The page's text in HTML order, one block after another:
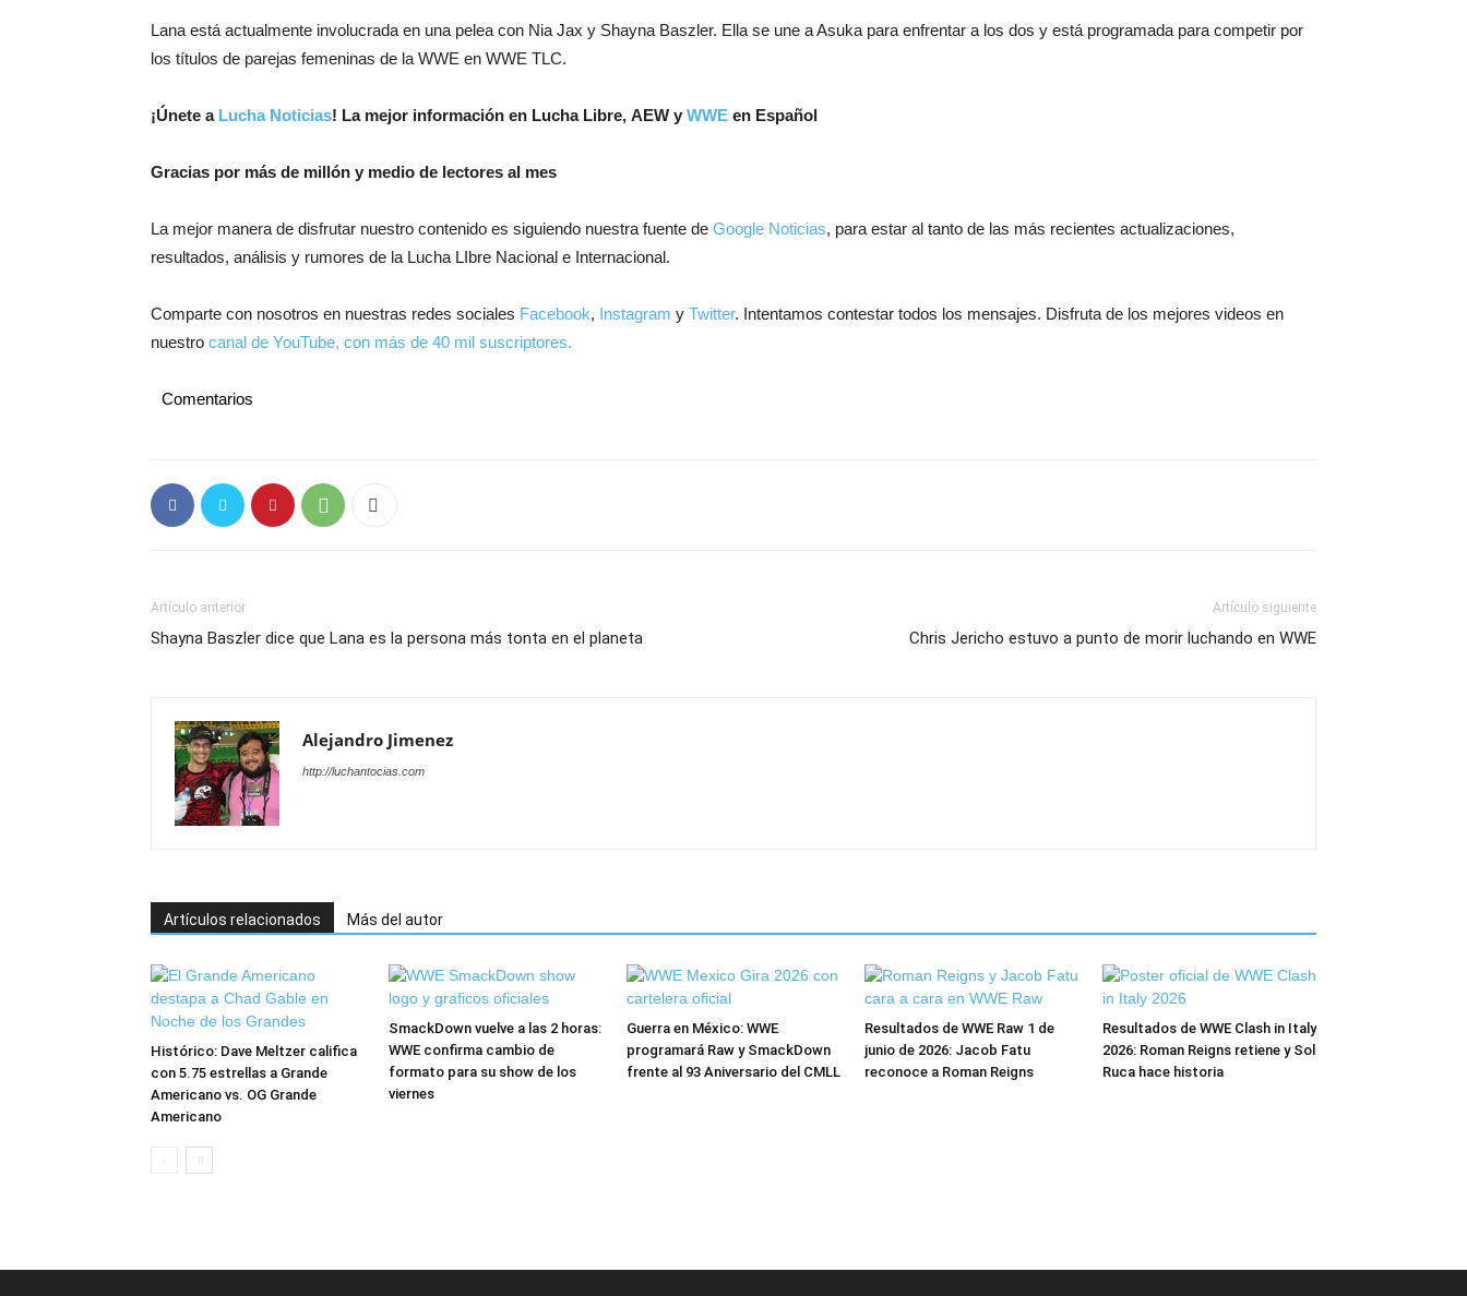
Lana está actualmente involucrada en una pelea con Nia Jax y Shayna Baszler. Ella se une a Asuka para enfrentar a los dos y está programada para competir por
los títulos de parejas femeninas de la WWE en WWE TLC.
¡Únete a Lucha Noticias! La mejor información en Lucha Libre, AEW y WWE en Español
Gracias por más de millón y medio de lectores al mes
La mejor manera de disfrutar nuestro contenido es siguiendo nuestra fuente de Google Noticias, para estar al tanto de las más recientes actualizaciones,
resultados, análisis y rumores de la Lucha LIbre Nacional e Internacional.
Comparte con nosotros en nuestras redes sociales Facebook, Instagram y Twitter. Intentamos contestar todos los mensajes. Disfruta de los mejores videos en
nuestro canal de YouTube, con más de 40 mil suscriptores.
Comentarios
Artículo anterior
Shayna Baszler dice que Lana es la persona más tonta en el planeta
Artículo siguiente
Chris Jericho estuvo a punto de morir luchando en WWE
Alejandro Jimenez
http://luchantocias.com
Artículos relacionados Más del autor
Histórico: Dave Meltzer califica
con 5.75 estrellas a Grande
Americano vs. OG Grande
Americano
SmackDown vuelve a las 2 horas:
WWE confirma cambio de
formato para su show de los
viernes
Guerra en México: WWE
programará Raw y SmackDown
frente al 93 Aniversario del CMLL
Resultados de WWE Raw 1 de
junio de 2026: Jacob Fatu
reconoce a Roman Reigns
Resultados de WWE Clash in Italy
2026: Roman Reigns retiene y Sol
Ruca hace historia